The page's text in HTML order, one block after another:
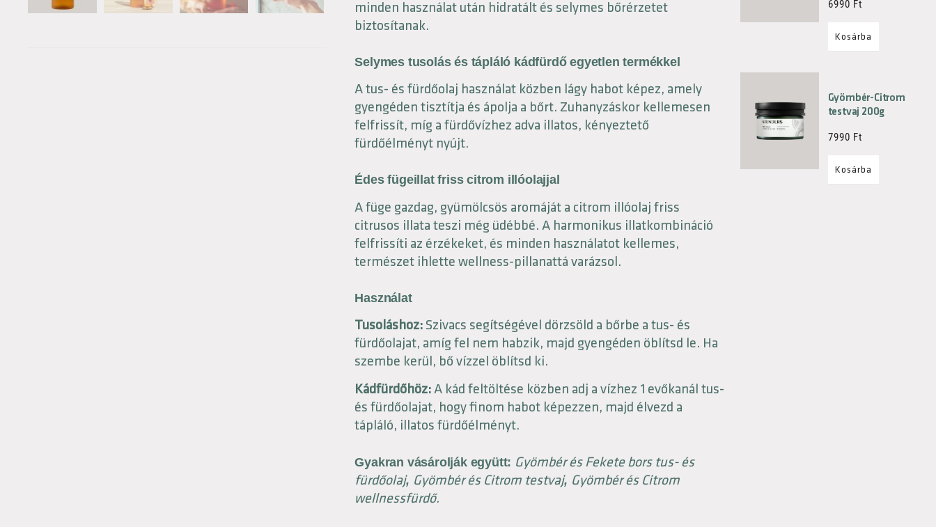
minden használat után hidratált és selymes bőrérzetet
biztosítanak.
Selymes tusolás és tápláló kádfürdő egyetlen termékkel
A tus- és fürdőolaj használat közben lágy habot képez, amely
gyengéden tisztítja és ápolja a bőrt. Zuhanyzáskor kellemesen
felfrissít, míg a fürdővízhez adva illatos, kényeztető
fürdőélményt nyújt.
Édes fügeillat friss citrom illóolajjal
A füge gazdag, gyümölcsös aromáját a citrom illóolaj friss
citrusos illata teszi még üdébbé. A harmonikus illatkombináció
felfrissíti az érzékeket, és minden használatot kellemes,
természet ihlette wellness-pillanattá varázsol.
Használat
Tusoláshoz: Szivacs segítségével dörzsöld a bőrbe a tus- és
fürdőolajat, amíg fel nem habzik, majd gyengéden öblítsd le. Ha
szembe kerül, bő vízzel öblítsd ki.
Kádfürdőhöz:A kád feltöltése közben adj a vízhez 1 evőkanál tus-
és fürdőolajat, hogy finom habot képezzen, majd élvezd a
tápláló, illatos fürdőélményt.
Gyakran vásárolják együtt: Gyömbér és Fekete bors tus- és
fürdőolaj, Gyömbér és Citrom testvaj, Gyömbér és Citrom
wellnessfürdő.
6990 Ft
Kosárba
Gyömbér-Citrom
testvaj 200g
7990 Ft
Kosárba